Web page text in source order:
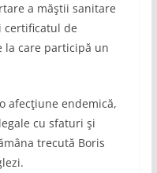
a măştii sanitare
de
la care participă un
afecţiune endemică,
cu sfaturi şi
trecută Boris